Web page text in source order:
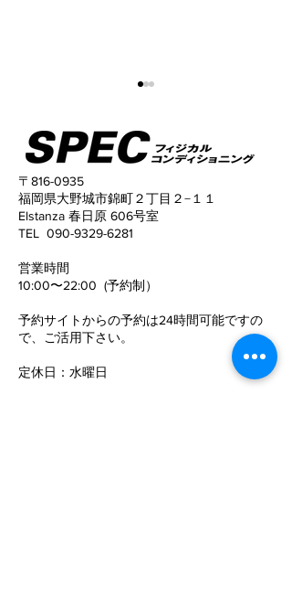
姿勢がこんなに変わる！
〒816-0935
福岡県大野城市錦町２丁目２−１１
Elstanza 春日原 606号室
TEL 090-9329-6281
​営業時間
10:00〜22:00 (予約制）
予約サイトからの予約は24時間可能ですの
で、 ご活用下さい。
定休日 ​： 水曜日